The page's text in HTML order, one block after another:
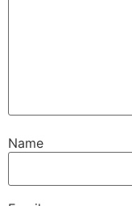
Name